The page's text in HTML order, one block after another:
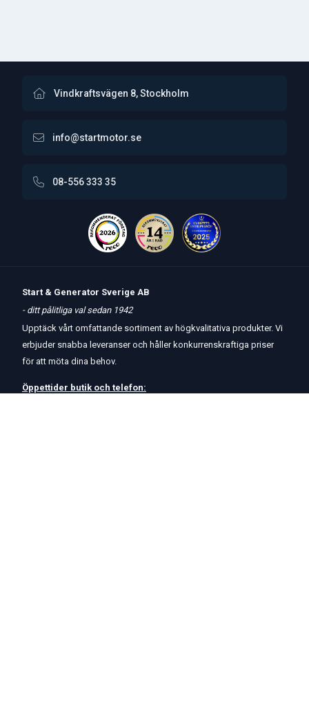
Vindkraftsvägen 8, Stockholm
info@startmotor.se
08-556 333 35
Start & Generator Sverige AB
- ditt pålitliga val sedan 1942
Upptäck vårt omfattande sortiment av högkvalitativa produkter. Vi
erbjuder snabba leveranser och håller konkurrenskraftiga priser
för att möta dina behov.
Öppettider butik och telefon: